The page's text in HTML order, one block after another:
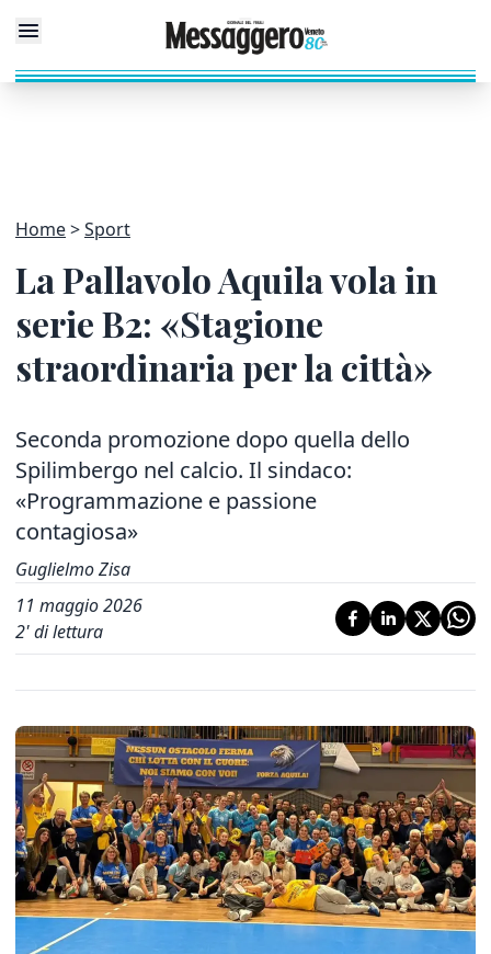
Home Sport
La Pallavolo Aquila vola in
serie B2: «Stagione
straordinaria per la città»
Seconda promozione dopo quella dello
Spilimbergo nel calcio. Il sindaco:
«Programmazione e passione
contagiosa»
Guglielmo Zisa
11 maggio 2026
2' di lettura